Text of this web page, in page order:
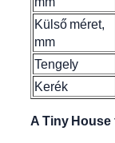
Külső méret,
mm
Tengely
Kerék
A Tiny